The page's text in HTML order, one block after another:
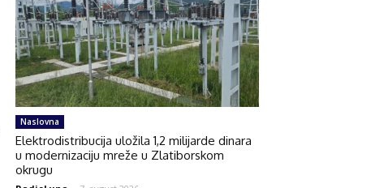
Naslovna
Elektrodistribucija uložila 1,2 milijarde dinara
u modernizaciju mreže u Zlatiborskom
okrugu